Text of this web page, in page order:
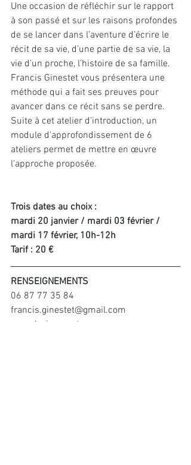
Une occasion de réfléchir sur le rapport
à son passé et sur les raisons profondes
de se lancer dans l’aventure d’écrire le
récit de sa vie, d’une partie de sa vie, la
vie d’un proche, l’histoire de sa famille.
Francis Ginestet vous présentera une
méthode qui a fait ses preuves pour
avancer dans ce récit sans se perdre.
Suite à cet atelier d'introduction, un
module d'approfondissement de 6
ateliers permet de mettre en œuvre
l'approche proposée.
Trois dates au choix :
mardi 20 janvier / mardi 03 février /
mardi 17 février, 10h-12h
Tarif : 20 €
RENSEIGNEMENTS
06 87 77 35 84
francis.ginestet@gmail.com
www.lavieenmots.com